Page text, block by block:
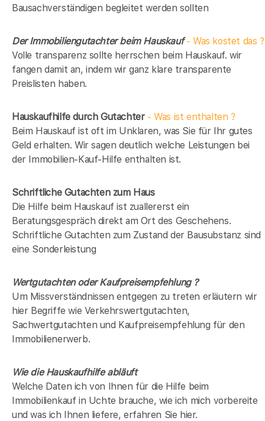
Bausachverständigen begleitet werden sollten
Der Immobiliengutachter beim Hauskauf- Was kostet das ?
Volle transparenz sollte herrschen beim Hauskauf. wir
fangen damit an, indem wir ganz klare transparente
Preislisten haben.
Hauskaufhilfe durch Gutachter- Was ist enthalten ?
Beim Hauskauf ist oft im Unklaren, was Sie für Ihr gutes
Geld erhalten. Wir sagen deutlich welche Leistungen bei
der Immobilien-Kauf-Hilfe enthalten ist.
Schriftliche Gutachten zum Haus
Die Hilfe beim Hauskauf ist zuallererst ein
Beratungsgespräch direkt am Ort des Geschehens.
Schriftliche Gutachten zum Zustand der Bausubstanz sind
eine Sonderleistung
Wertgutachten oder Kaufpreisempfehlung ?
Um Missverständnissen entgegen zu treten erläutern wir
hier Begriffe wie Verkehrswertgutachten,
Sachwertgutachten und Kaufpreisempfehlung für den
Immobilienerwerb.
Wie die Hauskaufhilfe abläuft
Welche Daten ich von Ihnen für die Hilfe beim
Immobilienkauf in Uchte brauche, wie ich mich vorbereite
und was ich Ihnen liefere, erfahren Sie hier.